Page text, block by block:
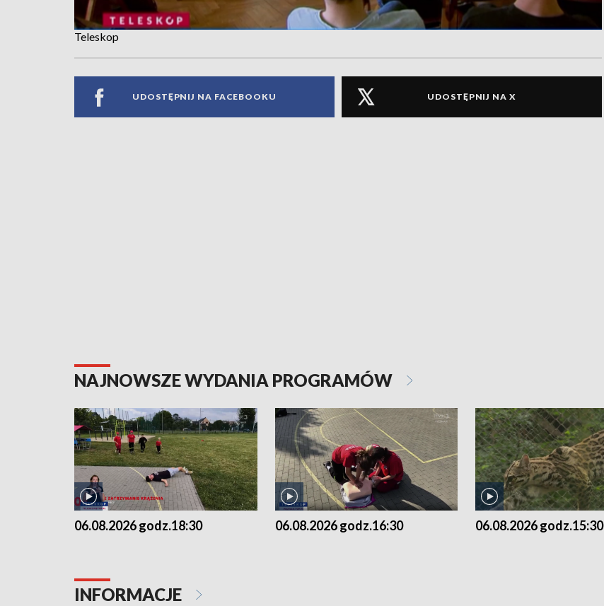
Teleskop
UDOSTĘPNIJ NA FACEBOOKU UDOSTĘPNIJ NA X
NAJNOWSZE WYDANIA PROGRAMÓW
06.08.2026 godz.18:30 06.08.2026 godz.16:30 06.08.2026 godz.15:30
INFORMACJE